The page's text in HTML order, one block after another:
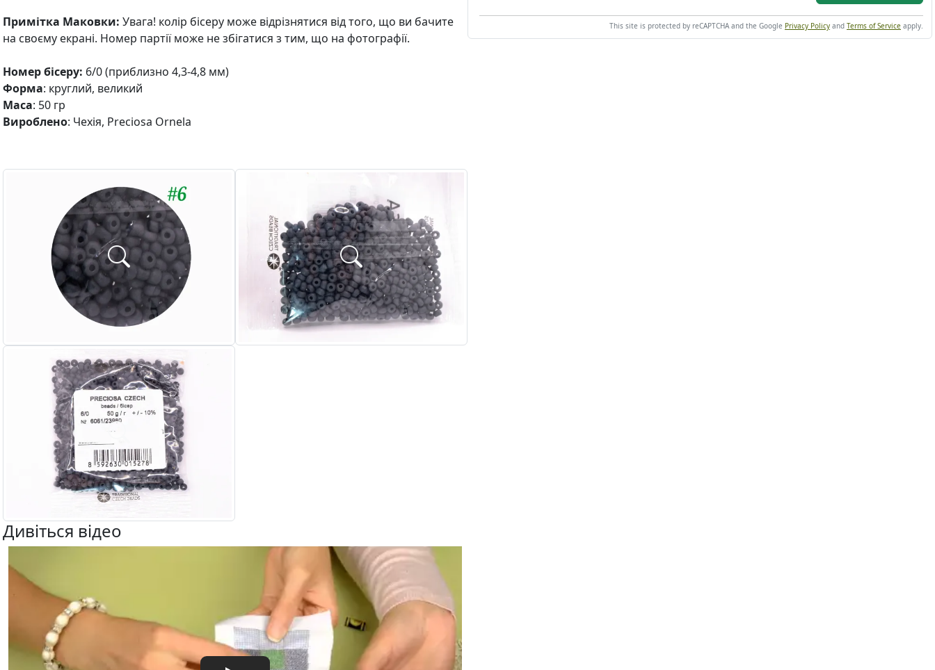
Примітка Маковки: Увага! колір бісеру може відрізнятися від того, що ви бачите
на своєму екрані. Номер партії може не збігатися з тим, що на фотографії.
Номер бісеру: 6/0 (приблизно 4,3-4,8 мм)
Форма: круглий, великий
Маса: 50 гр
Вироблено: Чехія, Preciosa Ornela
Дивіться відео
This site is protected by reCAPTCHA and the Google Privacy Policy and Terms of Service apply.